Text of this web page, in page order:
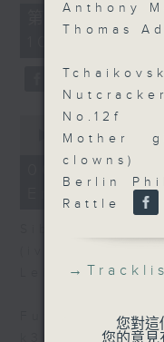
minutes,
第三部份
seconds
minutes,
seconds
00:00
06/08/
Energy
Leif Ove
Fux / Jones:
k367) (ii.
Anthony
Thomas
No.12f
Mother
clowns)
Berlin
Rattle
→
您對這